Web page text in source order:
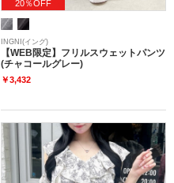
20％OFF
INGNI(イング)
【WEB限定】フリルスウェットパンツ
(チャコールグレー)
￥3,432